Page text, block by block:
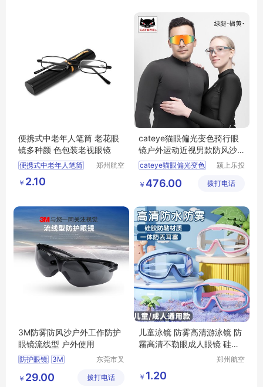
便携式中老年人笔筒 老花眼
镜多种颜 色包装老视眼镜
便携式中老年人笔筒
老花眼镜多种颜
色包装老视眼镜
郑州航空
￥ 2.10
cateye猫眼偏光变色骑行眼
镜户外运动近视男款防风沙
女自行车配件
cateye猫眼偏光变色
颍上乐投
有限公司
￥ 476.00 拨打电话
3M防雾防风沙户外工作防护
眼镜流线型 户外使用
防护眼镜 3M
东莞市叉
络科技有
￥ 29.00 拨打电话
儿童泳镜 防雾高清游泳镜 防
霧高清不勒眼成人眼镜 硅胶
郑州航空
￥ 1.20